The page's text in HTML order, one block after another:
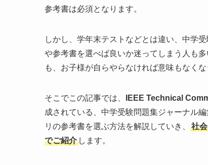
参考書は必須となります。
しかし、学年末テストなどとは違い、中学
や参考書を選べば良いか迷ってしまう人も
も、お子様が自らやらなければ意味もなくな
そこでこの記事では、 IEEE Technical
成されている、中学受験問題集ジャーナル
リの参考書を選ぶ方法を解説していき、
社
でご紹介 します。